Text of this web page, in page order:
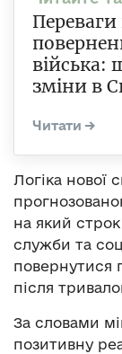
війська:
зміни в
Логіка нової
на який
служби та
повернутися
після
За словами
позитивну